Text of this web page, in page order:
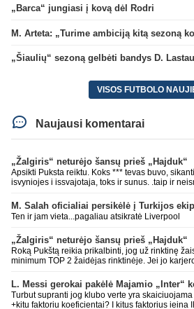
„Barca“ jungiasi į kovą dėl Rodri
M. Arteta: „Turime ambiciją kitą sezoną
„Šiaulių“ sezoną gelbėti bandys D.
VISOS FUTBOLO
Naujausi komentarai
„Žalgiris“ neturėjo šansų prieš „Hajduk“
Apsikti Puksta reiktu. Koks *** tevas buvo,
isvyniojes i issvajotaja, toks ir sunus. .taip ir
laurynas ikalbins
Ten ir jam vieta...pagaliau atsikratė Liverpool
„Žalgiris“ neturėjo šansų prieš „Hajduk“
Roką Pukštą reikia prikalbinti, jog už rinktinę
minimum TOP 2 žaidėjas rinktinėje. Jei jo
Turbut supranti jog klubo verte yra
+kitu faktoriu koeficientai? I kitus faktorius ieina